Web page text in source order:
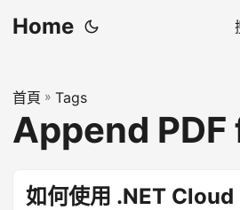
Home
首頁 » Tags
Append PDF
如何使用 .NET Cloud